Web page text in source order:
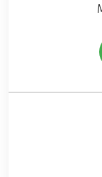
Kurtaxe,
Weitere
Partnerreise.